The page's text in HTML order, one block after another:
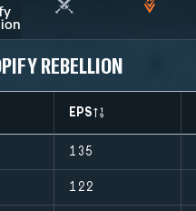
REBELLION
EPS
135
122